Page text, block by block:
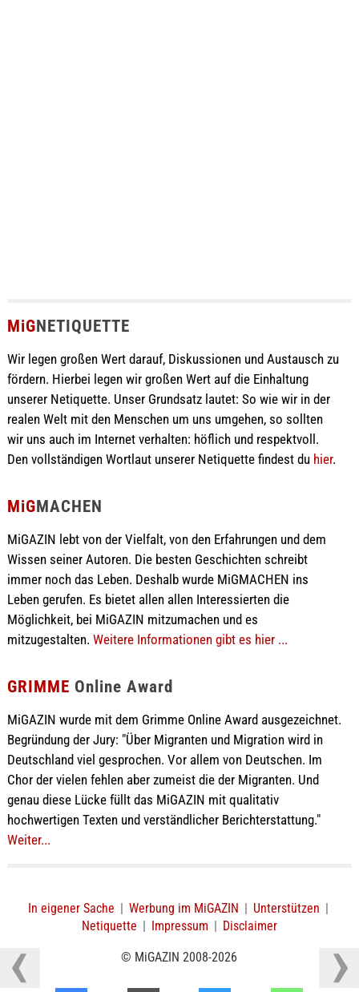
MiGNETIQUETTE
Wir legen großen Wert darauf, Diskussionen und Austausch zu
fördern. Hierbei legen wir großen Wert auf die Einhaltung
unserer Netiquette. Unser Grundsatz lautet: So wie wir in der
realen Welt mit den Menschen um uns umgehen, so sollten
wir uns auch im Internet verhalten: höflich und respektvoll.
Den vollständigen Wortlaut unserer Netiquette findest du hier.
MiGMACHEN
MiGAZIN lebt von der Vielfalt, von den Erfahrungen und dem
Wissen seiner Autoren. Die besten Geschichten schreibt
immer noch das Leben. Deshalb wurde MiGMACHEN ins
Leben gerufen. Es bietet allen allen Interessierten die
Möglichkeit, bei MiGAZIN mitzumachen und es
mitzugestalten. Weitere Informationen gibt es hier ...
GRIMME Online Award
MiGAZIN wurde mit dem Grimme Online Award ausgezeichnet.
Begründung der Jury: "Über Migranten und Migration wird in
Deutschland viel gesprochen. Vor allem von Deutschen. Im
Chor der vielen fehlen aber zumeist die der Migranten. Und
genau diese Lücke füllt das MiGAZIN mit qualitativ
hochwertigen Texten und verständlicher Berichterstattung."
Weiter...
In eigener Sache | Werbung im MiGAZIN | Unterstützen |
Netiquette | Impressum | Disclaimer
© MiGAZIN 2008-2026